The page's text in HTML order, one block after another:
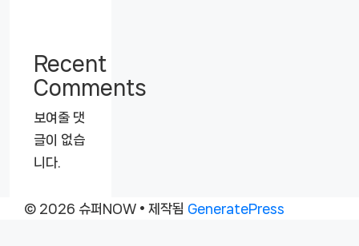
Recent
Comments
보여줄 댓
글이 없습
니다.
© 2026 슈퍼NOW • 제작됨 GeneratePress